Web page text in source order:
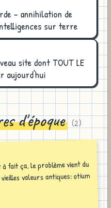
- annihilation de
sur terre
site dont TOUT LE
aujourd'hui
d'époque (2)
fait ça, le problème vient du
valeurs antiques: otium